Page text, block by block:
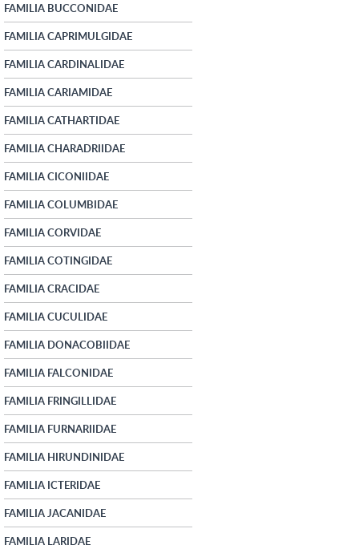
FAMILIA BUCCONIDAE
FAMILIA CAPRIMULGIDAE
FAMILIA CARDINALIDAE
FAMILIA CARIAMIDAE
FAMILIA CATHARTIDAE
FAMILIA CHARADRIIDAE
FAMILIA CICONIIDAE
FAMILIA COLUMBIDAE
FAMILIA CORVIDAE
FAMILIA COTINGIDAE
FAMILIA CRACIDAE
FAMILIA CUCULIDAE
FAMILIA DONACOBIIDAE
FAMILIA FALCONIDAE
FAMILIA FRINGILLIDAE
FAMILIA FURNARIIDAE
FAMILIA HIRUNDINIDAE
FAMILIA ICTERIDAE
FAMILIA JACANIDAE
FAMILIA LARIDAE